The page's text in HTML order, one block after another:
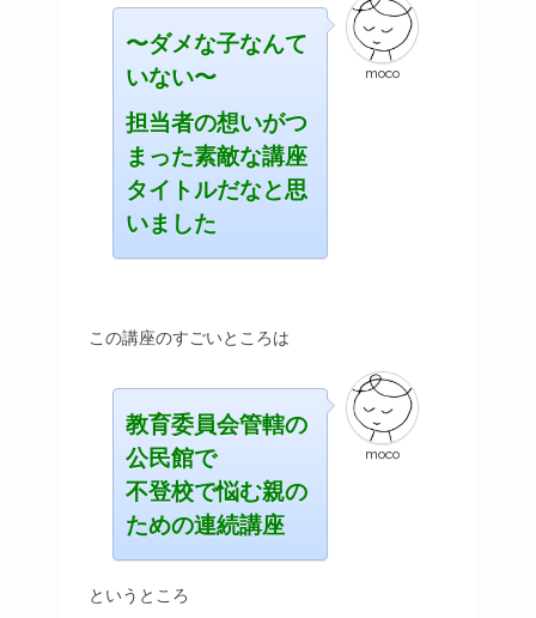
moco
〜ダメな子なんて
いない〜
担当者の想いがつ
まった素敵な講座
タイトルだなと思
いました
この講座のすごいところは
moco
教育委員会管轄の
公民館で
不登校で悩む親の
ための連続講座
というところ